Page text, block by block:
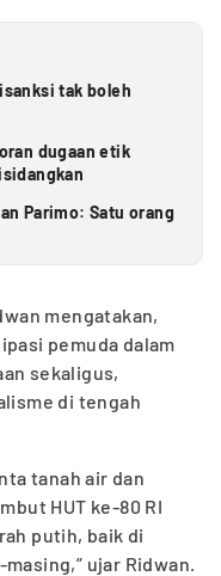
tak boleh
dugaan etik
Parimo: Satu orang
mengatakan,
pemuda dalam
sekaligus,
di tengah
tanah air dan
HUT ke-80 RI
putih, baik di
ujar Ridwan.